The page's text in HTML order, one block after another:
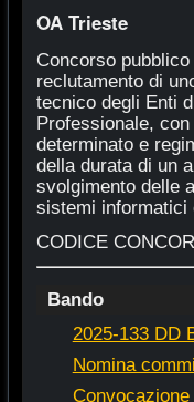
OA Trieste
Concorso
reclutamento di
tecnico degli Enti
Professionale,
determinato e
della durata di un
svolgimento delle
sistemi informatici
CODICE
Bando
2025-133 DD
Nomina